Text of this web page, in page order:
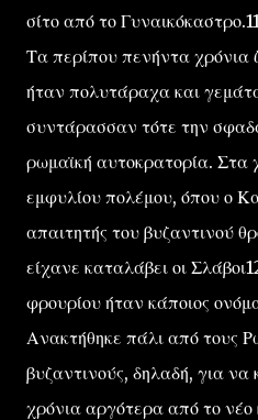
σίτο από το
Τα περίπου πενήντα χρόνια
ήταν πολυτάραχα και
συντάρασσαν τότε την
ρωμαϊκή αυτοκρατορία. Στα
εμφυλίου πολέμου, όπου ο
απαιτητής του βυζαντινού
είχανε καταλάβει οι
φρουρίου ήταν κάποιος
Ανακτήθηκε πάλι από τους
βυζαντινούς, δηλαδή, για να
χρόνια αργότερα από το νέο